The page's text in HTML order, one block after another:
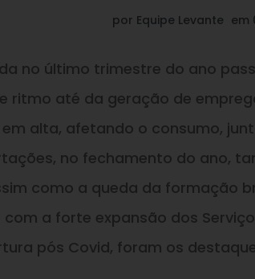
por Equipe Levante em
no último trimestre do ano
ritmo até da geração de
alta, afetando o consumo,
no fechamento do ano,
como a queda da formação
a forte expansão dos
pós Covid, foram os